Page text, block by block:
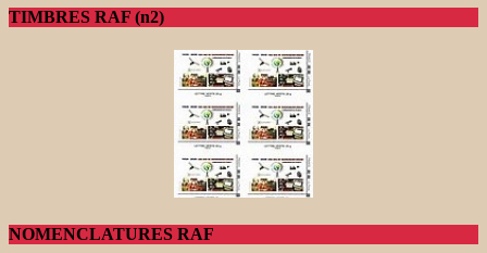
TIMBRES RAF (n2)
NOMENCLATURES RAF